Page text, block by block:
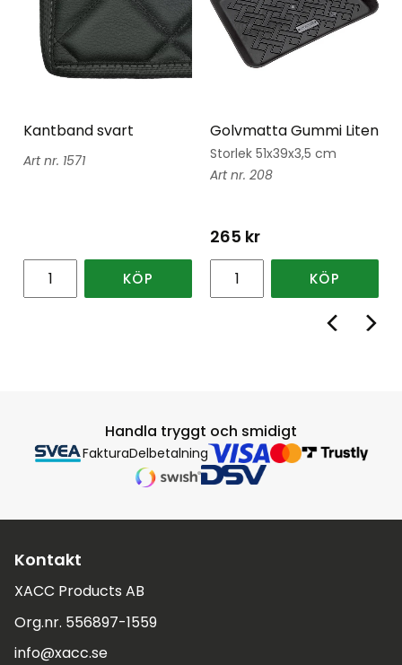
Kantband svart
1571
KÖP
Golvmatta Gummi Liten
Storlek 51x39x3,5 cm
208
265 kr
KÖP
Handla tryggt och smidigt
FakturaDelbetalning
Kontakt
XACC Products AB
Org.nr. 556897-1559
info@xacc.se